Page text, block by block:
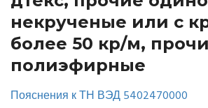
некрученые или с
более 50 кр/м,
полиэфирные
Пояснения к ТН ВЭД 5402470000